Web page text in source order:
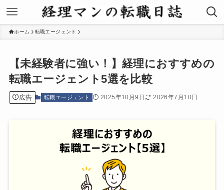
ホーム 転職エージェント
【未経験者に強い！】経理におすすめの
転職エージェント5選を比較
広告 転職エージェント 2025年10月9日 2026年7月10日